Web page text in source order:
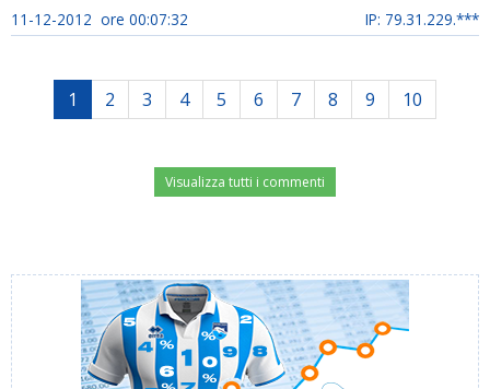
11-12-2012 ore 00:07:32 IP: 79.31.229.***
1 2 3 4 5 6 7 8 9 10
Visualizza tutti i commenti